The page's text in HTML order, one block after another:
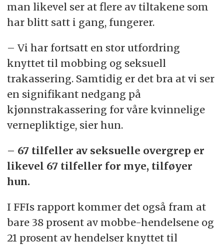
man likevel ser at flere av tiltakene som
har blitt satt i gang, fungerer.
– Vi har fortsatt en stor utfordring
knyttet til mobbing og seksuell
trakassering. Samtidig er det bra at vi ser
en signifikant nedgang på
kjønnstrakassering for våre kvinnelige
vernepliktige, sier hun.
– 67 tilfeller av seksuelle overgrep er
likevel 67 tilfeller for mye, tilføyer
hun.
I FFIs rapport kommer det også fram at
bare 38 prosent av mobbe-hendelsene og
21 prosent av hendelser knyttet til